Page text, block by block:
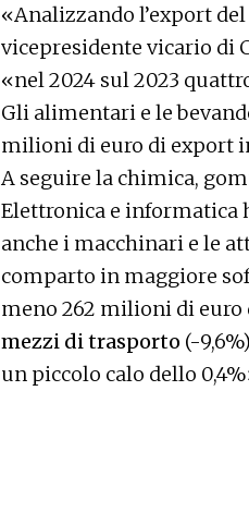
«Analizzando l’export
vicepresidente vicario di
«nel 2024 sul 2023
Gli alimentari e le
milioni di euro di export
A seguire la chimica,
Elettronica e informatica
anche i macchinari e le
comparto in maggiore
meno 262 milioni di euro
mezzi di trasporto (-
un piccolo calo dello